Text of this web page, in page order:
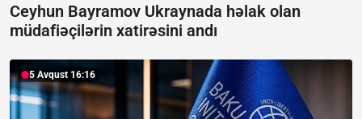
Ceyhun Bayramov Ukraynada həlak olan
müdafiəçilərin xatirəsini andı
5 Avqust 16:16